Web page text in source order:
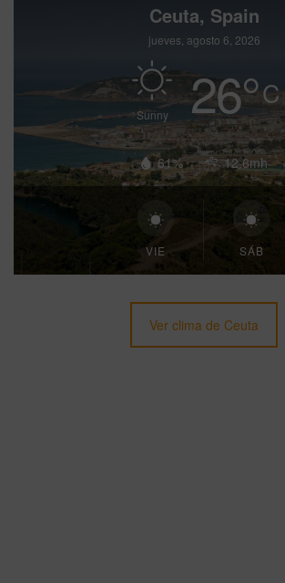
Ceuta, Spain
jueves, agosto 6, 2026
Sunny 26°C
61% 12.6mh
VIE SÁB
Ver clima de Ceuta